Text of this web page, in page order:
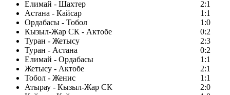
Елимай - Шахтер
2:1
Астана - Кайсар
1:1
Ордабасы - Тобол
1:0
Кызыл-Жар СК - Актобе
0:2
Туран - Жетысу
2:3
Туран - Астана
0:2
Елимай - Ордабасы
1:1
Жетысу - Актобе
2:1
Тобол - Женис
1:1
Атырау - Кызыл-Жар СК
2:0